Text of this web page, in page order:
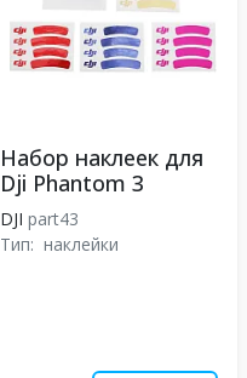
Набор наклеек для
Dji Phantom 3
DJI part43
Тип: наклейки